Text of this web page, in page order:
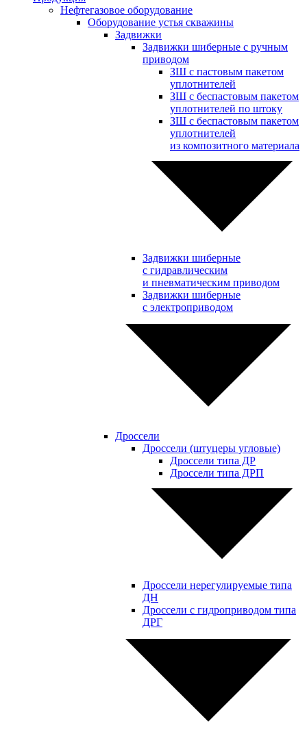
Нефтегазовое оборудование
Оборудование устья скважины
Задвижки
Задвижки шиберные с ручным
приводом
ЗШ с пастовым пакетом
уплотнителей
ЗШ с беспастовым пакетом
уплотнителей по штоку
ЗШ с беспастовым пакетом
уплотнителей
из композитного материала
Задвижки шиберные
с гидравлическим
и пневматическим приводом
Задвижки шиберные
с электроприводом
Дроссели
Дроссели (штуцеры угловые)
Дроссели типа ДР
Дроссели типа ДРП
Дроссели нерегулируемые типа
ДН
Дроссели с гидроприводом типа
ДРГ